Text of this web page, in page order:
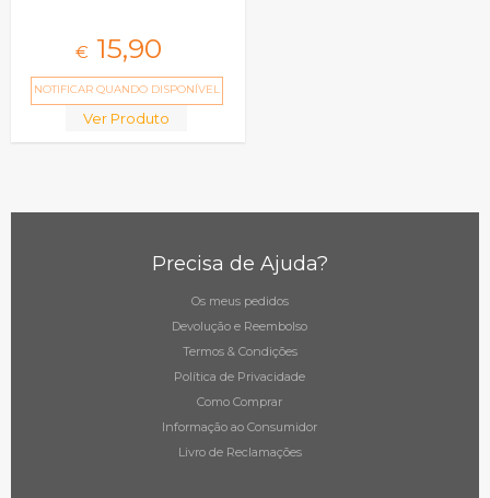
€ 15,90
NOTIFICAR QUANDO DISPONÍVEL
Ver Produto
Precisa de Ajuda?
Os meus pedidos
Devolução e Reembolso
Termos & Condições
Política de Privacidade
Como Comprar
Informação ao Consumidor
Livro de Reclamações